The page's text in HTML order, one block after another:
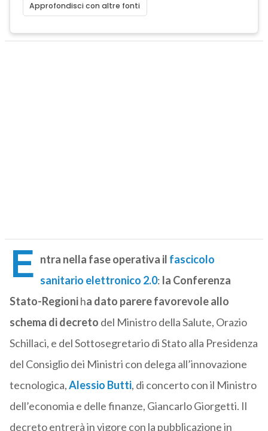
Approfondisci con altre fonti
E ntra nella fase operativa il fascicolo
sanitario elettronico 2.0: la Conferenza
Stato-Regioniha dato parere favorevole allo
schema di decreto del Ministro della Salute, Orazio
Schillaci, e del Sottosegretario di Stato alla Presidenza
del Consiglio dei Ministri con delega all’innovazione
tecnologica,Alessio Butti, di concerto con il Ministro
dell’economia e delle finanze, Giancarlo Giorgetti. Il
decreto entrerà in vigore con la pubblicazione in